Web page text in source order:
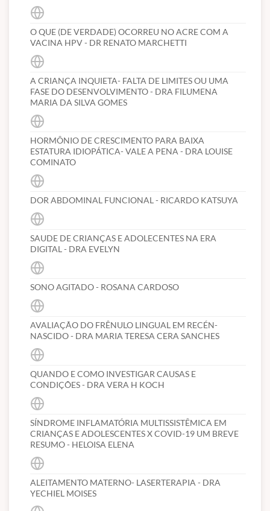
O QUE (DE VERDADE) OCORREU NO ACRE COM A
VACINA HPV - DR RENATO MARCHETTI
A CRIANÇA INQUIETA- FALTA DE LIMITES OU UMA
FASE DO DESENVOLVIMENTO - DRA FILUMENA
MARIA DA SILVA GOMES
HORMÔNIO DE CRESCIMENTO PARA BAIXA
ESTATURA IDIOPÁTICA- VALE A PENA - DRA LOUISE
COMINATO
DOR ABDOMINAL FUNCIONAL - RICARDO KATSUYA
SAUDE DE CRIANÇAS E ADOLECENTES NA ERA
DIGITAL - DRA EVELYN
SONO AGITADO - ROSANA CARDOSO
AVALIAÇÃO DO FRÊNULO LINGUAL EM RECÉN-
NASCIDO - DRA MARIA TERESA CERA SANCHES
QUANDO E COMO INVESTIGAR CAUSAS E
CONDIÇÕES - DRA VERA H KOCH
SÍNDROME INFLAMATÓRIA MULTISSISTÊMICA EM
CRIANÇAS E ADOLESCENTES X COVID-19 UM BREVE
RESUMO - HELOISA ELENA
ALEITAMENTO MATERNO- LASERTERAPIA - DRA
YECHIEL MOISES